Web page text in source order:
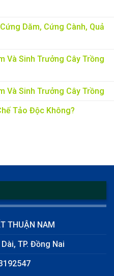
Dăm, Cứng Cành, Quả
Và Sinh Trưởng Cây Trồng
Và Sinh Trưởng Cây Trồng
Tảo Độc Không?
THUẬN NAM
TP. Đồng Nai